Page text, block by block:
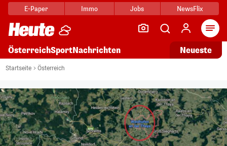
E-Paper Immo Jobs NewsFlix
ÖsterreichSportNachrichten Neueste
Startseite Österreich